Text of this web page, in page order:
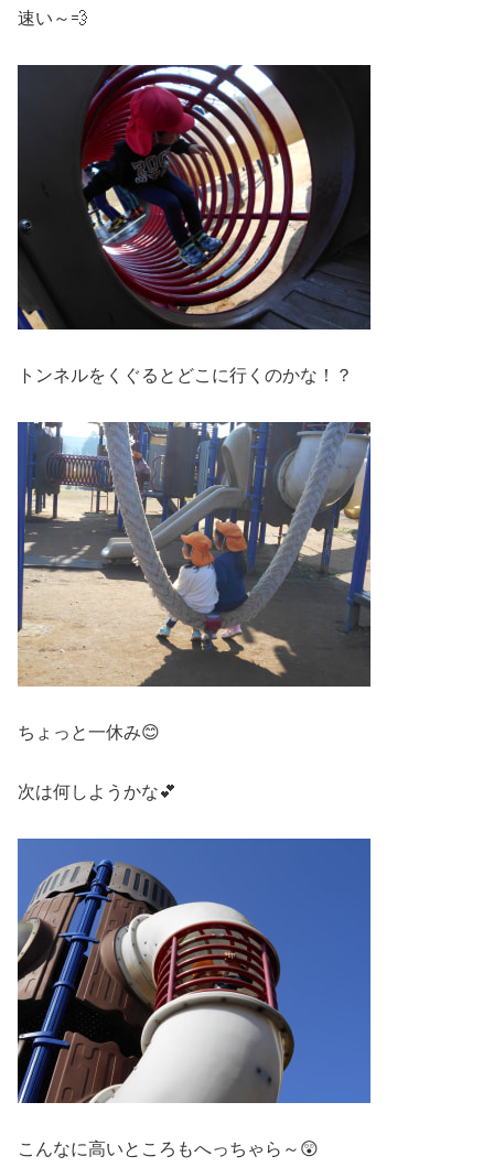
速い～💨
トンネルをくぐるとどこに行くのかな！？
ちょっと一休み😊
次は何しようかな💕
こんなに高いところもへっちゃら～😲